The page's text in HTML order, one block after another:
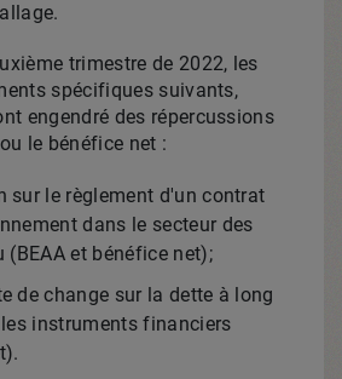
trimestre de 2022, les
spécifiques suivants,
engendré des répercussions
le bénéfice net :
sur le règlement d'un contrat
dans le secteur des
(BEAA et bénéfice net);
de change sur la dette à long
instruments financiers